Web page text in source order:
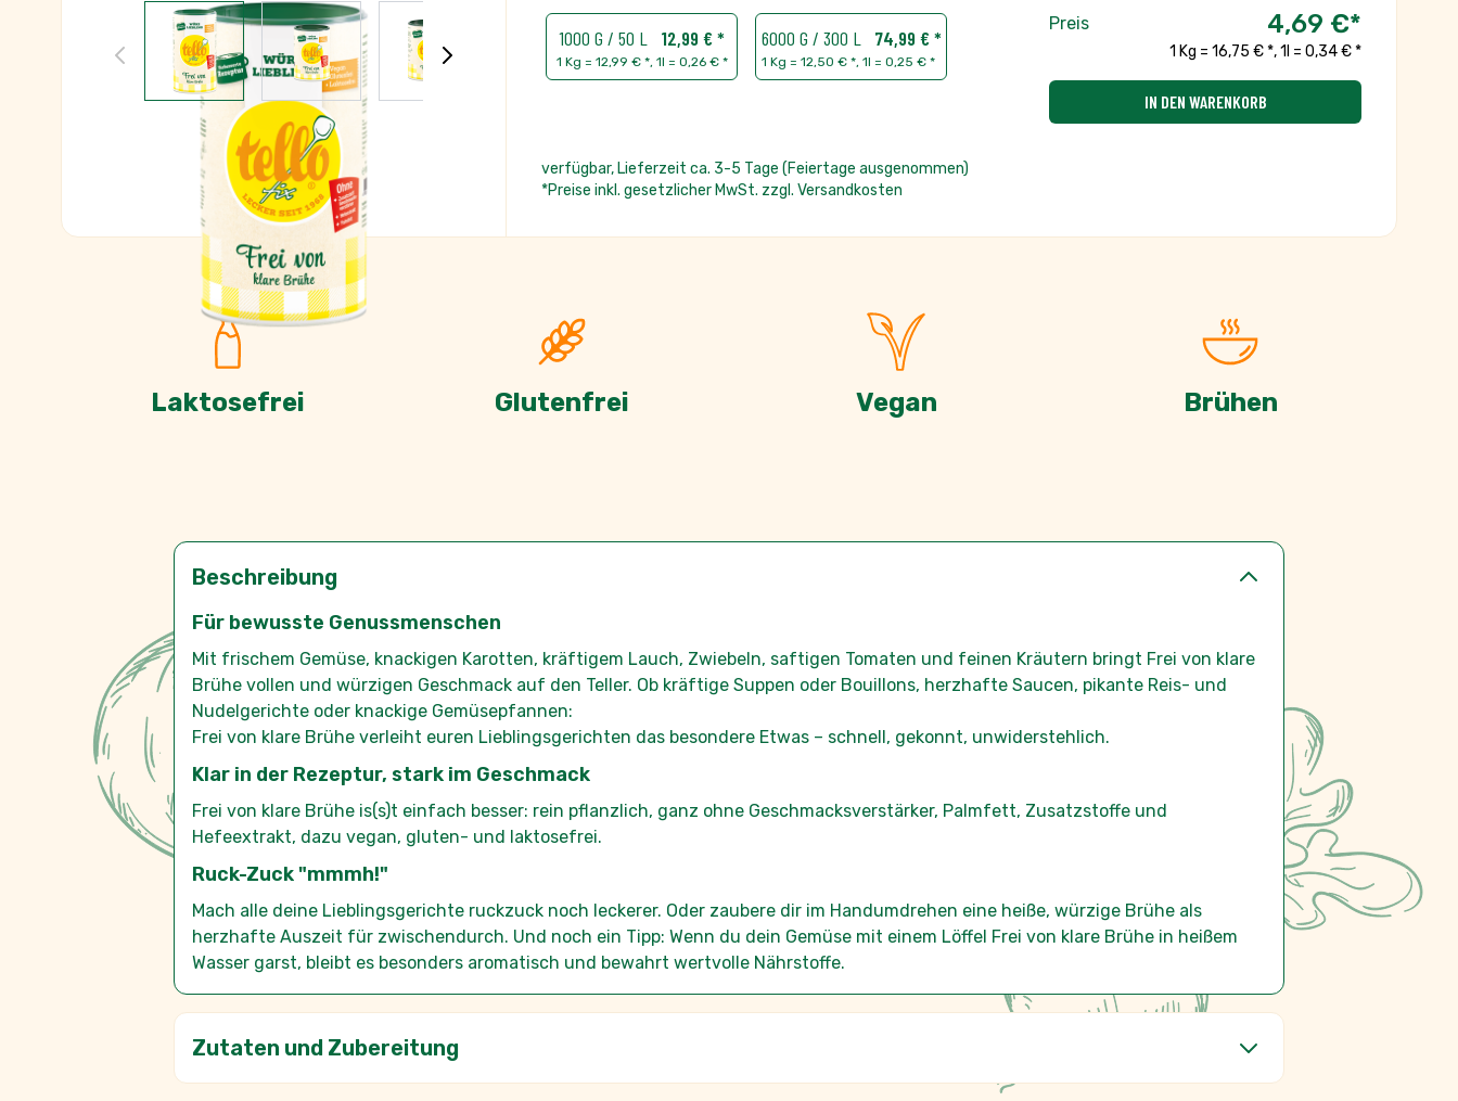
1 Kg = 12,99 € *,1l = 0,26 € * 1 Kg = 12,50 € *,1l = 0,25 € *
IN DEN WARENKORB
Laktosefrei Glutenfrei Vegan Brühen
Für bewusste Genussmenschen
Brühe vollen und würzigen Geschmack auf den Teller. Ob kräftige Suppen oder Bouillons, herzhafte Saucen, pikante Reis- und
Nudelgerichte oder knackige Gemüsepfannen:
Frei von klare Brühe verleiht euren Lieblingsgerichten das besondere Etwas – schnell, gekonnt, unwiderstehlich.
Klar in der Rezeptur, stark im Geschmack
Hefeextrakt, dazu vegan, gluten- und laktosefrei.
Ruck-Zuck "mmmh!"
herzhafte Auszeit für zwischendurch. Und noch ein Tipp: Wenn du dein Gemüse mit einem Löffel Frei von klare Brühe in heißem
Wasser garst, bleibt es besonders aromatisch und bewahrt wertvolle Nährstoffe.
Zutaten und Zubereitung
Nährwerte